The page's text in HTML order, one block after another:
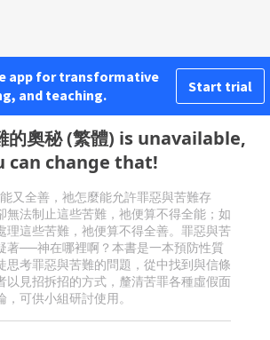
app for transformative
and teaching.
Start trial
的奧秘 (繁體) is unavailable,
can change that!
又全善，祂怎麼能允許罪惡與苦難存
無法制止這些苦難，祂便算不得全能；如
理這些苦難，祂便算不得全善。罪惡與苦
著──神在哪裡啊？本書是一本預防性質
思考罪惡與苦難的問題，從中找到與信條
以見招拆招的方式，釐清苦罪各種虛假面
可供小組研討使用。